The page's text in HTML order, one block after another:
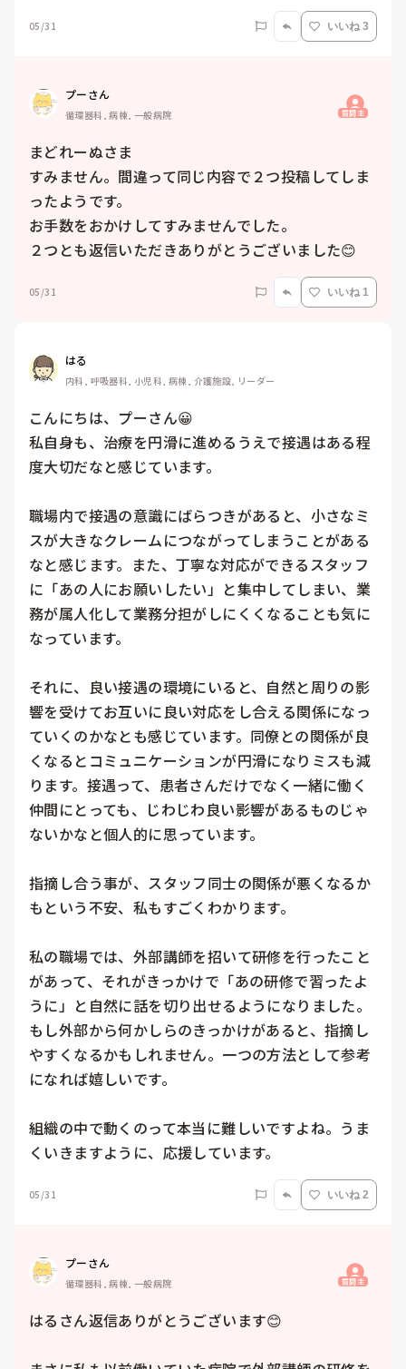
05/31 いいね 3
プーさん
循環器科, 病棟, 一般病院 質問主
まどれーぬさま
すみません。間違って同じ内容で２つ投稿してしま
ったようです。
お手数をおかけしてすみませんでした。
２つとも返信いただきありがとうございました😊
05/31 いいね 1
はる
内科, 呼吸器科, 小児科, 病棟, 介護施設, リーダー
こんにちは、プーさん😀
私自身も、治療を円滑に進めるうえで接遇はある程
度大切だなと感じています。
職場内で接遇の意識にばらつきがあると、小さなミ
スが大きなクレームにつながってしまうことがある
なと感じます。また、丁寧な対応ができるスタッフ
に「あの人にお願いしたい」と集中してしまい、業
務が属人化して業務分担がしにくくなることも気に
なっています。
それに、良い接遇の環境にいると、自然と周りの影
響を受けてお互いに良い対応をし合える関係になっ
ていくのかなとも感じています。同僚との関係が良
くなるとコミュニケーションが円滑になりミスも減
ります。接遇って、患者さんだけでなく一緒に働く
仲間にとっても、じわじわ良い影響があるものじゃ
ないかなと個人的に思っています。
指摘し合う事が、スタッフ同士の関係が悪くなるか
もという不安、私もすごくわかります。
私の職場では、外部講師を招いて研修を行ったこと
があって、それがきっかけで「あの研修で習ったよ
うに」と自然に話を切り出せるようになりました。
もし外部から何かしらのきっかけがあると、指摘し
やすくなるかもしれません。一つの方法として参考
になれば嬉しいです。
組織の中で動くのって本当に難しいですよね。うま
くいきますように、応援しています。
05/31 いいね 2
プーさん
循環器科, 病棟, 一般病院 質問主
はるさん返信ありがとうございます😊